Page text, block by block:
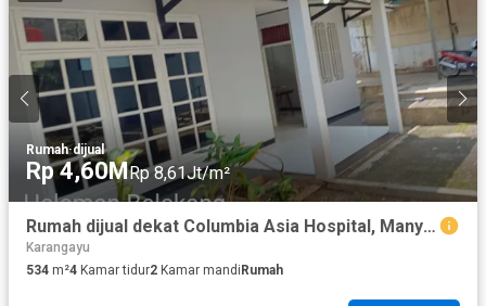
Rumah·dijual
Rp 4,60MRp 8,61Jt/m²
Rumah dijual dekat Columbia Asia Hospital, Manyaran Semarang, lt 534m2
Karangayu
534 m²4 Kamar tidur2 Kamar mandiRumah